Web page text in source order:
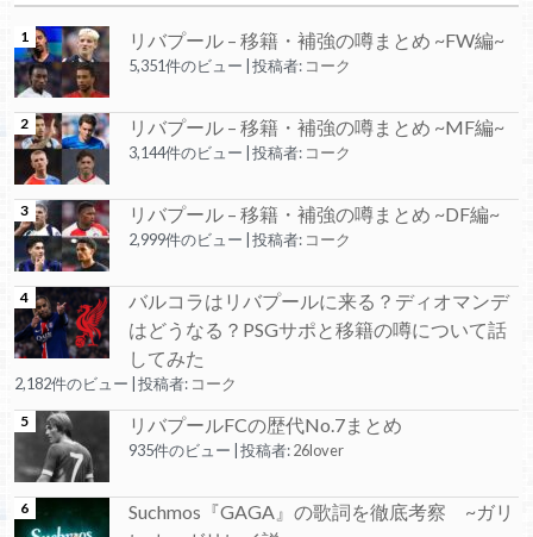
リバプール – 移籍・補強の噂まとめ ~FW編~
5,351件のビュー 投稿者: コーク
リバプール – 移籍・補強の噂まとめ ~MF編~
3,144件のビュー 投稿者: コーク
リバプール – 移籍・補強の噂まとめ ~DF編~
2,999件のビュー 投稿者: コーク
バルコラはリバプールに来る？ディオマンデ
はどうなる？PSGサポと移籍の噂について話
してみた
2,182件のビュー 投稿者: コーク
リバプールFCの歴代No.7まとめ
935件のビュー 投稿者:26lover
Suchmos『GAGA』の歌詞を徹底考察 ~ガリ